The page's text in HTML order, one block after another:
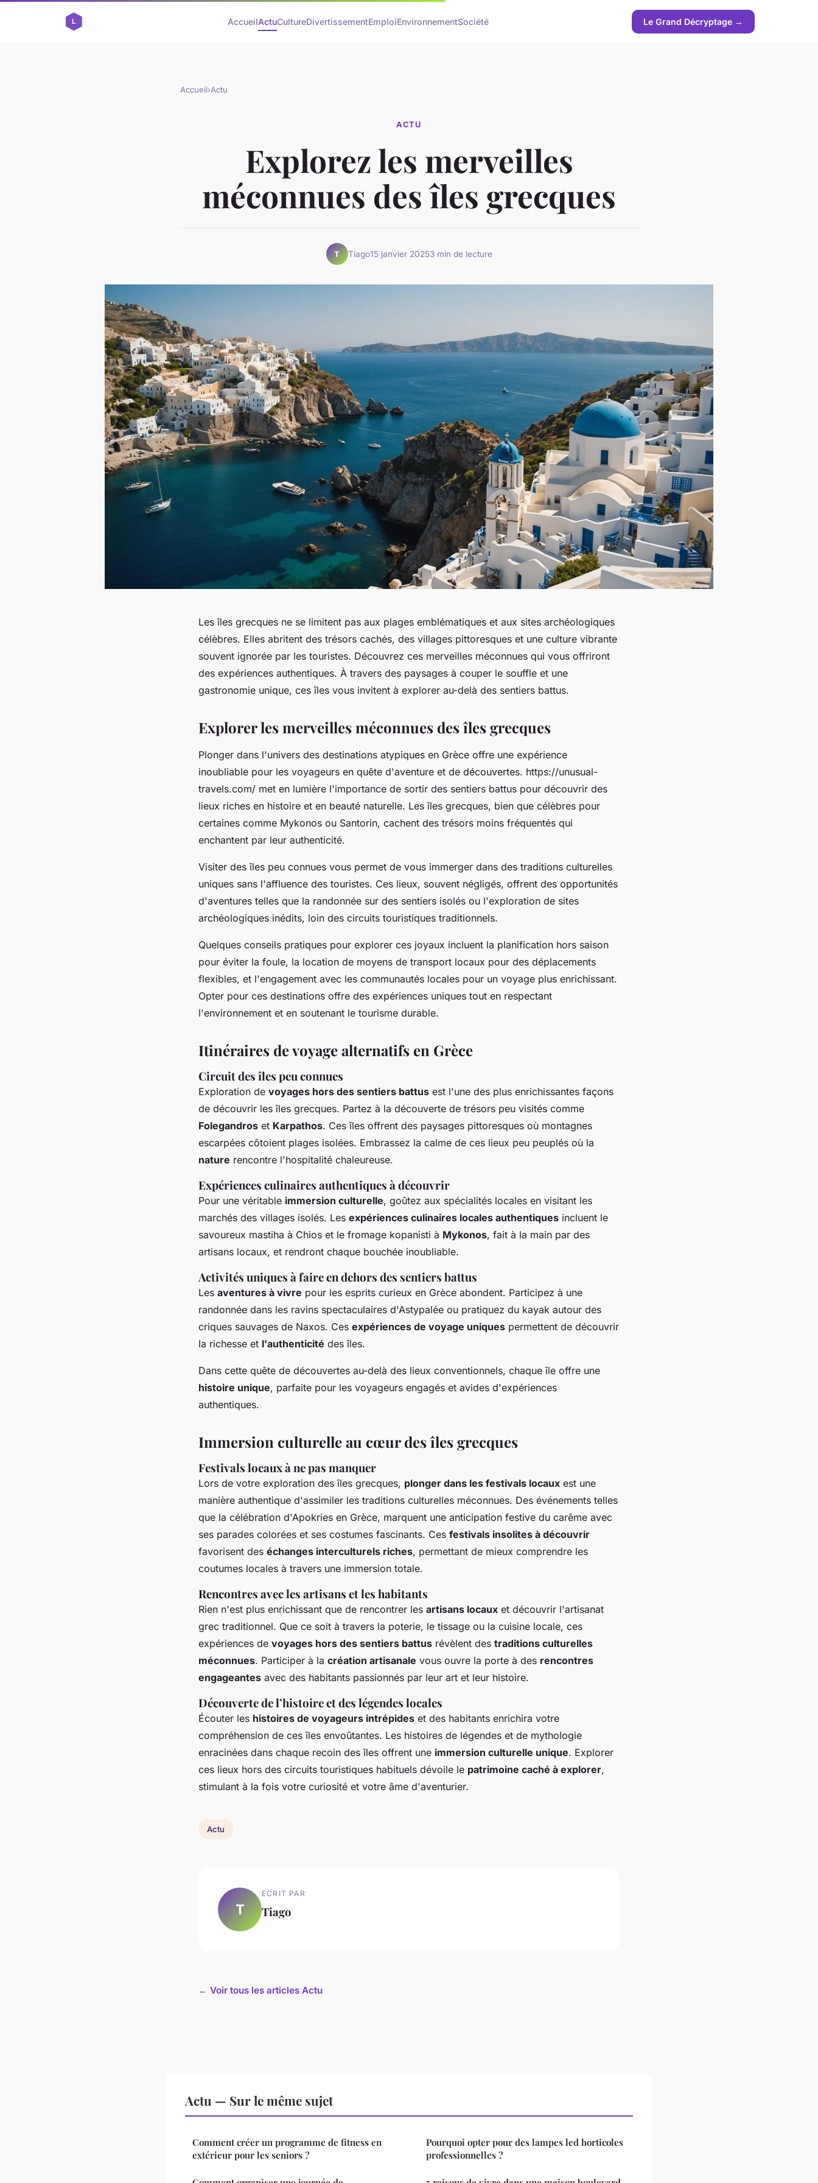
AccueilActuCultureDivertissementEmploiEnvironnementSociété Le Grand Décryptage →
Accueil›Actu
ACTU
Explorez les merveilles
méconnues des îles grecques
T Tiago15 janvier 20253 min de lecture
Les îles grecques ne se limitent pas aux plages emblématiques et aux sites archéologiques
célèbres. Elles abritent des trésors cachés, des villages pittoresques et une culture vibrante
souvent ignorée par les touristes. Découvrez ces merveilles méconnues qui vous offriront
des expériences authentiques. À travers des paysages à couper le souffle et une
gastronomie unique, ces îles vous invitent à explorer au-delà des sentiers battus.
Explorer les merveilles méconnues des îles grecques
Plonger dans l'univers des destinations atypiques en Grèce offre une expérience
inoubliable pour les voyageurs en quête d'aventure et de découvertes. https://unusual-
travels.com/ met en lumière l'importance de sortir des sentiers battus pour découvrir des
lieux riches en histoire et en beauté naturelle. Les îles grecques, bien que célèbres pour
certaines comme Mykonos ou Santorin, cachent des trésors moins fréquentés qui
enchantent par leur authenticité.
Visiter des îles peu connues vous permet de vous immerger dans des traditions culturelles
uniques sans l'affluence des touristes. Ces lieux, souvent négligés, offrent des opportunités
d'aventures telles que la randonnée sur des sentiers isolés ou l'exploration de sites
archéologiques inédits, loin des circuits touristiques traditionnels.
Quelques conseils pratiques pour explorer ces joyaux incluent la planification hors saison
pour éviter la foule, la location de moyens de transport locaux pour des déplacements
flexibles, et l'engagement avec les communautés locales pour un voyage plus enrichissant.
Opter pour ces destinations offre des expériences uniques tout en respectant
l'environnement et en soutenant le tourisme durable.
Itinéraires de voyage alternatifs en Grèce
Circuit des îles peu connues
Exploration de voyages hors des sentiers battus est l'une des plus enrichissantes façons
de découvrir les îles grecques. Partez à la découverte de trésors peu visités comme
Folegandros et Karpathos. Ces îles offrent des paysages pittoresques où montagnes
escarpées côtoient plages isolées. Embrassez la calme de ces lieux peu peuplés où la
nature rencontre l'hospitalité chaleureuse.
Expériences culinaires authentiques à découvrir
Pour une véritable immersion culturelle, goûtez aux spécialités locales en visitant les
marchés des villages isolés. Les expériences culinaires locales authentiques incluent le
savoureux mastiha à Chios et le fromage kopanisti à Mykonos, fait à la main par des
artisans locaux, et rendront chaque bouchée inoubliable.
Activités uniques à faire en dehors des sentiers battus
Les aventures à vivre pour les esprits curieux en Grèce abondent. Participez à une
randonnée dans les ravins spectaculaires d'Astypalée ou pratiquez du kayak autour des
criques sauvages de Naxos. Ces expériences de voyage uniques permettent de découvrir
la richesse et l'authenticité des îles.
Dans cette quête de découvertes au-delà des lieux conventionnels, chaque île offre une
histoire unique, parfaite pour les voyageurs engagés et avides d'expériences
authentiques.
Immersion culturelle au cœur des îles grecques
Festivals locaux à ne pas manquer
Lors de votre exploration des îles grecques, plonger dans les festivals locaux est une
manière authentique d'assimiler les traditions culturelles méconnues. Des événements telles
que la célébration d'Apokries en Grèce, marquent une anticipation festive du carême avec
ses parades colorées et ses costumes fascinants. Ces festivals insolites à découvrir
favorisent des échanges interculturels riches, permettant de mieux comprendre les
coutumes locales à travers une immersion totale.
Rencontres avec les artisans et les habitants
Rien n'est plus enrichissant que de rencontrer les artisans locaux et découvrir l'artisanat
grec traditionnel. Que ce soit à travers la poterie, le tissage ou la cuisine locale, ces
expériences de voyages hors des sentiers battus révèlent des traditions culturelles
méconnues. Participer à la création artisanale vous ouvre la porte à des rencontres
engageantes avec des habitants passionnés par leur art et leur histoire.
Découverte de l’histoire et des légendes locales
Écouter les histoires de voyageurs intrépides et des habitants enrichira votre
compréhension de ces îles envoûtantes. Les histoires de légendes et de mythologie
enracinées dans chaque recoin des îles offrent une immersion culturelle unique. Explorer
ces lieux hors des circuits touristiques habituels dévoile le patrimoine caché à explorer,
stimulant à la fois votre curiosité et votre âme d'aventurier.
Actu
T
ECRIT PAR
Tiago
← Voir tous les articles Actu
Actu — Sur le même sujet
Comment créer un programme de fitness en
extérieur pour les seniors ?
Pourquoi opter pour des lampes led horticoles
professionnelles ?